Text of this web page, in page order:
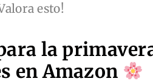
esto!
la
en Amazon